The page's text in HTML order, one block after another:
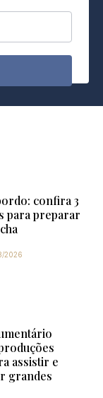
confira 3
para preparar
2026
assistir e
grandes